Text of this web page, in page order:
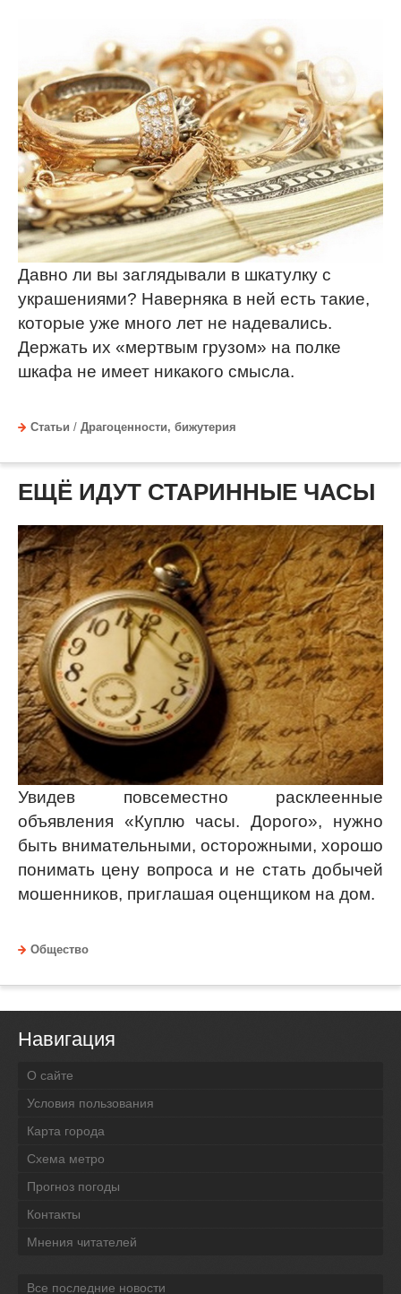
Давно ли вы заглядывали в шкатулку с
украшениями? Наверняка в ней есть такие,
которые уже много лет не надевались.
Держать их «мертвым грузом» на полке
шкафа не имеет никакого смысла.
Статьи / Драгоценности, бижутерия
ЕЩЁ ИДУТ СТАРИННЫЕ ЧАСЫ
Увидев повсеместно расклеенные
объявления «Куплю часы. Дорого», нужно
быть внимательными, осторожными, хорошо
понимать цену вопроса и не стать добычей
мошенников, приглашая оценщиком на дом.
Общество
Навигация
О сайте
Условия пользования
Карта города
Схема метро
Прогноз погоды
Контакты
Мнения читателей
Все последние новости